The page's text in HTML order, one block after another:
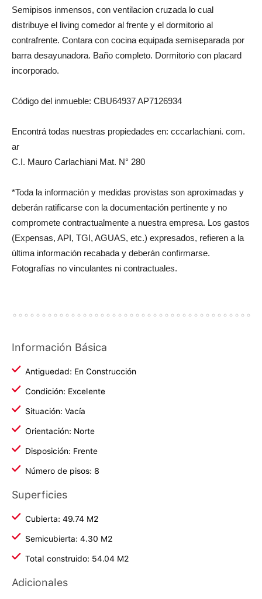
Semipisos inmensos, con ventilacion cruzada lo cual
distribuye el living comedor al frente y el dormitorio al
contrafrente. Contara con cocina equipada semiseparada por
barra desayunadora. Baño completo. Dormitorio con placard
incorporado.
Código del inmueble: CBU64937 AP7126934
Encontrá todas nuestras propiedades en: cccarlachiani. com.
ar
C.I. Mauro Carlachiani Mat. N° 280
*Toda la información y medidas provistas son aproximadas y
deberán ratificarse con la documentación pertinente y no
compromete contractualmente a nuestra empresa. Los gastos
(Expensas, API, TGI, AGUAS, etc.) expresados, refieren a la
última información recabada y deberán confirmarse.
Fotografías no vinculantes ni contractuales.
Información Básica
Antiguedad: En Construcción
Condición: Excelente
Situación: Vacía
Orientación: Norte
Disposición: Frente
Número de pisos: 8
Superficies
Cubierta: 49.74 M2
Semicubierta: 4.30 M2
Total construido: 54.04 M2
Adicionales